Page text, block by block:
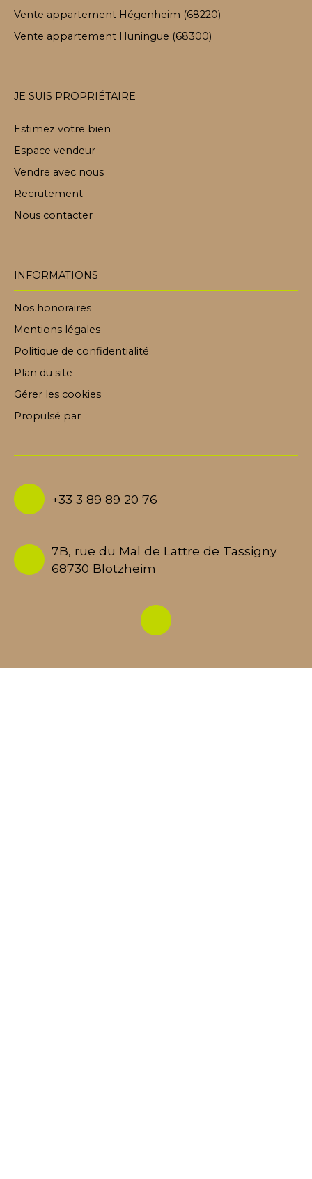
Vente appartement Hégenheim (68220)
Vente appartement Huningue (68300)
JE SUIS PROPRIÉTAIRE
Estimez votre bien
Espace vendeur
Vendre avec nous
Recrutement
Nous contacter
INFORMATIONS
Nos honoraires
Mentions légales
Politique de confidentialité
Plan du site
Gérer les cookies
Propulsé par
+33 3 89 89 20 76
7B, rue du Mal de Lattre de Tassigny
68730 Blotzheim